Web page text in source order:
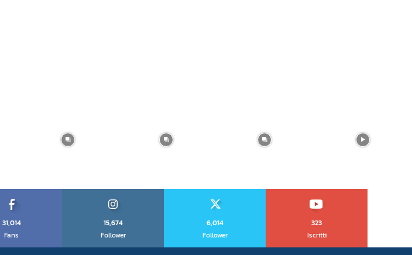
31,014
Fans
15,674
Follower
6,014
Follower
323
Iscritti